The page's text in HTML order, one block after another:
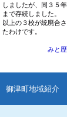
しましたが、同３５
まで存続しました。
以上の３校が統廃合
たわけです。
みと
御津町地域紹介